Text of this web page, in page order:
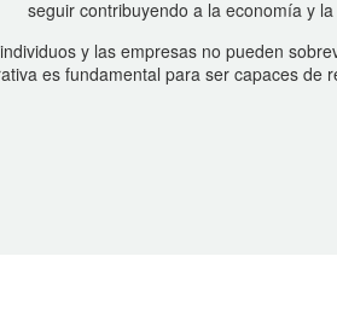
seguir contribuyendo a la economía y
y las empresas no pueden
es fundamental para ser capaces de